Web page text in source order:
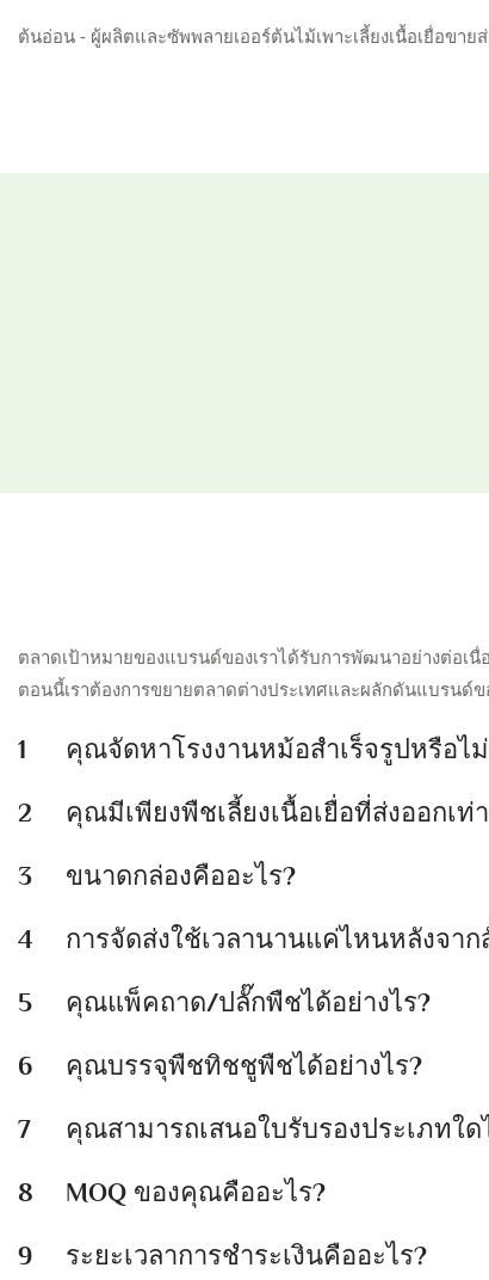
ต้นอ่อน - ผู้ผลิตและซัพพลายเออร์ต้นไม้เพาะเลี้ยงเนื้อเยื่อขาย
ตลาดเป้าหมายของแบรนด์ของเราได้รับการพัฒนาอย่างต่อเนื่
ตอนนี้เราต้องการขยายตลาดต่างประเทศและผลักดันแบรนด์ข
1 คุณจัดหาโรงงานหม้อสำเร็จรูปหรือไ
2 คุณมีเพียงพืชเลี้ยงเนื้อเยื่อที่ส่งออกเท่
3 ขนาดกล่องคืออะไร?
4 การจัดส่งใช้เวลานานแค่ไหนหลังจาก
5 คุณแพ็คถาด/ปลั๊กพืชได้อย่างไร?
6 คุณบรรจุพืชทิชชูพืชได้อย่างไร?
7 คุณสามารถเสนอใบรับรองประเภทใด
8 MOQ ของคุณคืออะไร?
9 ระยะเวลาการชำระเงินคืออะไร?